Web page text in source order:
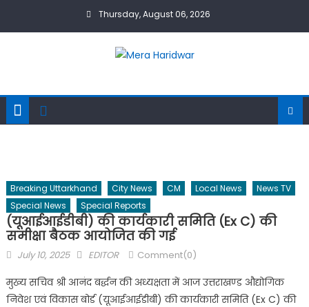
Thursday, August 06, 2026
Breaking Uttarkhand City News CM Local News
News TV
Special News
Special Reports
(यूआईआईडीबी) की कार्यकारी समिति (Ex C) की
समीक्षा बैठक आयोजित की गई
Posted
July 10, 2025 Author
EDITOR Comment(0)
मुख्य सचिव श्री आनंद बर्द्धन की अध्यक्षता में आज उत्तराखण्ड औद्योगिक
निवेश एवं विकास बोर्ड (यूआईआईडीबी) की कार्यकारी समिति (Ex C) की